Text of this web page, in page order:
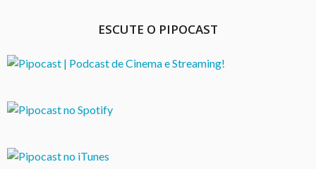
ESCUTE O PIPOCAST